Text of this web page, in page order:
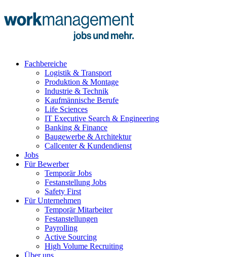
Fachbereiche
Logistik & Transport
Produktion & Montage
Industrie & Technik
Kaufmännische Berufe
Life Sciences
IT Executive Search & Engineering
Banking & Finance
Baugewerbe & Architektur
Callcenter & Kundendienst
Jobs
Für Bewerber
Temporär Jobs
Festanstellung Jobs
Safety First
Für Unternehmen
Temporär Mitarbeiter
Festanstellungen
Payrolling
Active Sourcing
High Volume Recruiting
Über uns